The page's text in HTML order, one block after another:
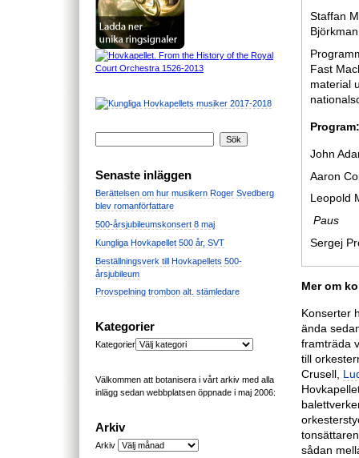
Senaste inläggen
Berättelsen om hur musikern Roger Svedberg
blev romanförfattare
500-årsjubileumskonsert 8 maj
Kungliga Hovkapellet 500 år, SVT
Beställningsverk till Hovkapellets 500-
årsjubileum
Provspelning trombon alt. stämledare
Kategorier
Kategorier
Välkommen att botanisera i vårt arkiv med alla
inlägg sedan webbplatsen öppnade i maj 2006:
Arkiv
Arkiv
Staffan
Fast
material
Program:
John
Aaron
Leopold
Paus
Sergej
Mer om
Konserter
ända
framträda
till
Crusell,
sådan